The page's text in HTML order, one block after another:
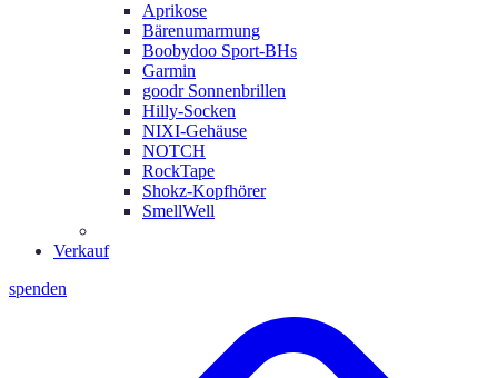
Aprikose
Bärenumarmung
Boobydoo Sport-BHs
Garmin
goodr Sonnenbrillen
Hilly-Socken
NIXI-Gehäuse
NOTCH
RockTape
Shokz-Kopfhörer
SmellWell
Verkauf
spenden